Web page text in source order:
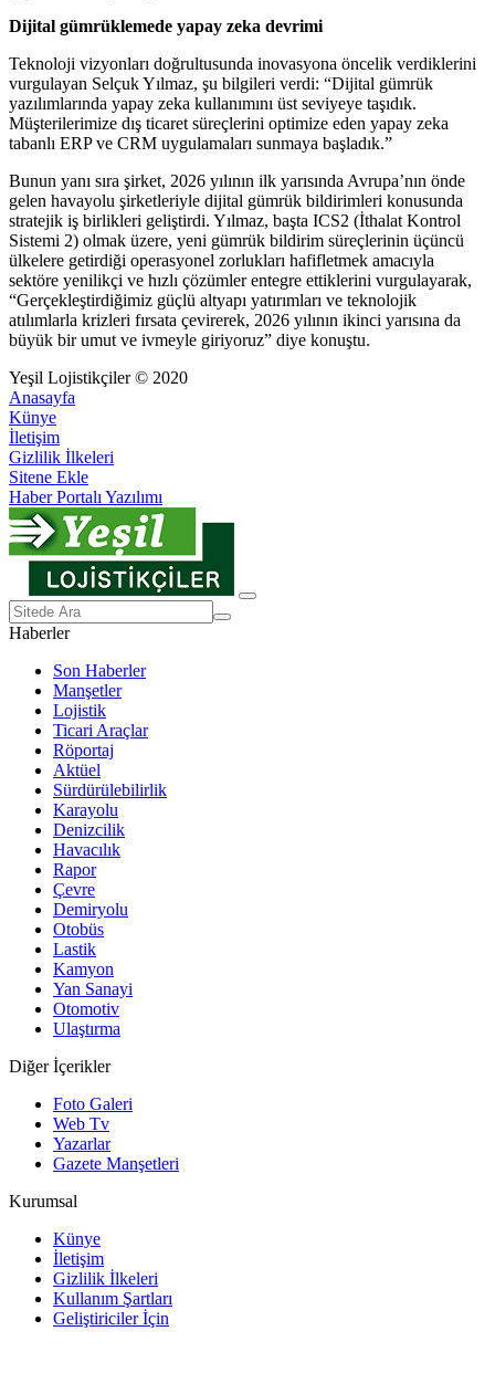
Dijital gümrüklemede yapay zeka devrimi
Teknoloji vizyonları doğrultusunda inovasyona öncelik verdiklerini
vurgulayan Selçuk Yılmaz, şu bilgileri verdi: “Dijital gümrük
yazılımlarında yapay zeka kullanımını üst seviyeye taşıdık.
Müşterilerimize dış ticaret süreçlerini optimize eden yapay zeka
tabanlı ERP ve CRM uygulamaları sunmaya başladık.”
Bunun yanı sıra şirket, 2026 yılının ilk yarısında Avrupa’nın önde
gelen havayolu şirketleriyle dijital gümrük bildirimleri konusunda
stratejik iş birlikleri geliştirdi. Yılmaz, başta ICS2 (İthalat Kontrol
Sistemi 2) olmak üzere, yeni gümrük bildirim süreçlerinin üçüncü
ülkelere getirdiği operasyonel zorlukları hafifletmek amacıyla
sektöre yenilikçi ve hızlı çözümler entegre ettiklerini vurgulayarak,
“Gerçekleştirdiğimiz güçlü altyapı yatırımları ve teknolojik
atılımlarla krizleri fırsata çevirerek, 2026 yılının ikinci yarısına da
büyük bir umut ve ivmeyle giriyoruz” diye konuştu.
Yeşil Lojistikçiler © 2020
Anasayfa
Künye
İletişim
Gizlilik İlkeleri
Sitene Ekle
Haber Portalı Yazılımı
Haberler
Son Haberler
Manşetler
Lojistik
Ticari Araçlar
Röportaj
Aktüel
Sürdürülebilirlik
Karayolu
Denizcilik
Havacılık
Rapor
Çevre
Demiryolu
Otobüs
Lastik
Kamyon
Yan Sanayi
Otomotiv
Ulaştırma
Diğer İçerikler
Foto Galeri
Web Tv
Yazarlar
Gazete Manşetleri
Kurumsal
Künye
İletişim
Gizlilik İlkeleri
Kullanım Şartları
Geliştiriciler İçin